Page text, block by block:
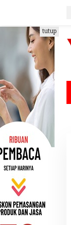
e
k
o
n
t
e
n
tutup